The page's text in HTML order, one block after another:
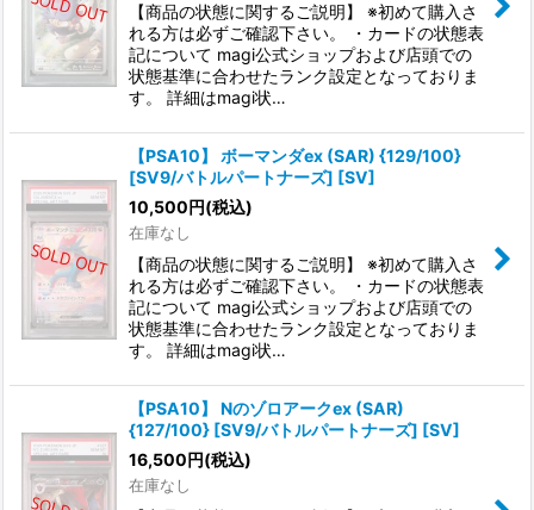
【商品の状態に関するご説明】 ※初めて購入さ
れる方は必ずご確認下さい。 ・カードの状態表
記について magi公式ショップおよび店頭での
状態基準に合わせたランク設定となっておりま
す。 詳細はmagi状…
【PSA10】 ボーマンダex (SAR) {129/100}
[SV9/バトルパートナーズ] [SV]
10,500円(税込)
在庫なし
【商品の状態に関するご説明】 ※初めて購入さ
れる方は必ずご確認下さい。 ・カードの状態表
記について magi公式ショップおよび店頭での
状態基準に合わせたランク設定となっておりま
す。 詳細はmagi状…
【PSA10】 Nのゾロアークex (SAR)
{127/100} [SV9/バトルパートナーズ] [SV]
16,500円(税込)
在庫なし